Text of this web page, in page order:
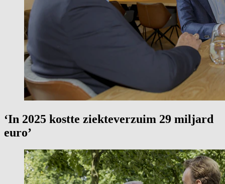
‘In 2025 kostte ziekteverzuim 29 miljard
euro’